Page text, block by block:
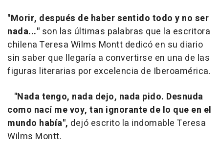
"Morir, después de haber sentido todo y no ser
nada..." son las últimas palabras que la escritora
chilena Teresa Wilms Montt dedicó en su diario
sin saber que llegaría a convertirse en una de las
figuras literarias por excelencia de Iberoamérica.
"Nada tengo, nada dejo, nada pido. Desnuda
como nací me voy, tan ignorante de lo que en el
mundo había", dejó escrito la indomable Teresa
Wilms Montt.